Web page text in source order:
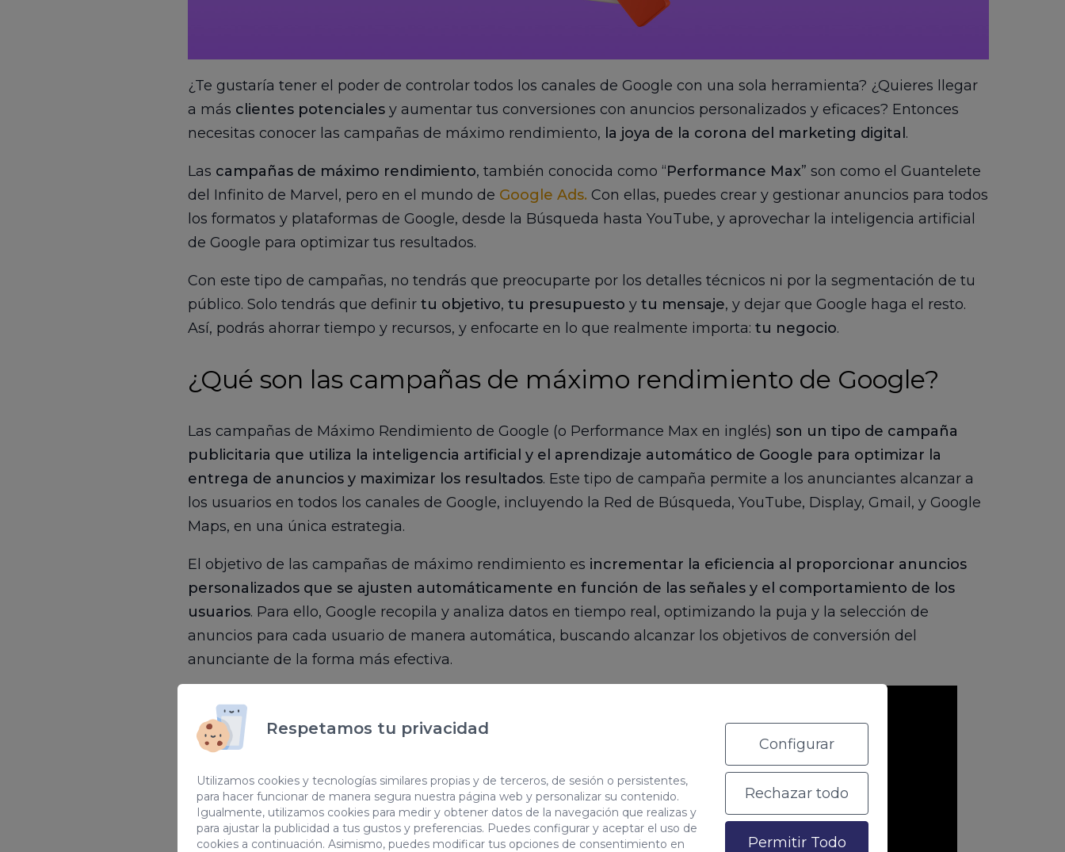
Respetamos tu privacidad
Utilizamos cookies y tecnologías similares propias y de terceros, de sesión o persistentes,
para hacer funcionar de manera segura nuestra página web y personalizar su contenido.
Igualmente, utilizamos cookies para medir y obtener datos de la navegación que realizas y
para ajustar la publicidad a tus gustos y preferencias. Puedes configurar y aceptar el uso de
cookies a continuación. Asimismo, puedes modificar tus opciones de consentimiento en
Configurar
Rechazar todo
Permitir Todo
¿Te gustaría tener el poder de controlar todos los canales de Google con una sola herramienta? ¿Quieres llegar
a más clientes potenciales y aumentar tus conversiones con anuncios personalizados y eficaces? Entonces
necesitas conocer las campañas de máximo rendimiento, la joya de la corona del marketing digital.
Las campañas de máximo rendimiento, también conocida como “Performance Max” son como el Guantelete
del Infinito de Marvel, pero en el mundo de Google Ads. Con ellas, puedes crear y gestionar anuncios para todos
los formatos y plataformas de Google, desde la Búsqueda hasta YouTube, y aprovechar la inteligencia artificial
de Google para optimizar tus resultados.
Con este tipo de campañas, no tendrás que preocuparte por los detalles técnicos ni por la segmentación de tu
público. Solo tendrás que definirtu objetivo,tu presupuesto ytu mensaje, y dejar que Google haga el resto.
Así, podrás ahorrar tiempo y recursos, y enfocarte en lo que realmente importa:tu negocio.
¿Qué son las campañas de máximo rendimiento de Google?
Las campañas de Máximo Rendimiento de Google (o Performance Max en inglés) son un tipo de campaña
publicitaria que utiliza la inteligencia artificial y el aprendizaje automático de Google para optimizar la
entrega de anuncios y maximizar los resultados. Este tipo de campaña permite a los anunciantes alcanzar a
los usuarios en todos los canales de Google, incluyendo la Red de Búsqueda, YouTube, Display, Gmail, y Google
Maps, en una única estrategia.
El objetivo de las campañas de máximo rendimiento es incrementar la eficiencia al proporcionar anuncios
personalizados que se ajusten automáticamente en función de las señales y el comportamiento de los
usuarios. Para ello, Google recopila y analiza datos en tiempo real, optimizando la puja y la selección de
anuncios para cada usuario de manera automática, buscando alcanzar los objetivos de conversión del
anunciante de la forma más efectiva.